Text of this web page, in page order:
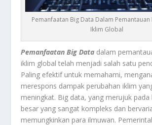
Pemanfaatan Big Data Dalam Pemantauan
Iklim Global
Pemanfaatan Big Data dalam
iklim global telah menjadi salah satu
Paling efektif untuk memahami,
merespons dampak perubahan iklim
meningkat. Big data, yang merujuk
besar yang sangat kompleks dan
memungkinkan para ilmuwan.